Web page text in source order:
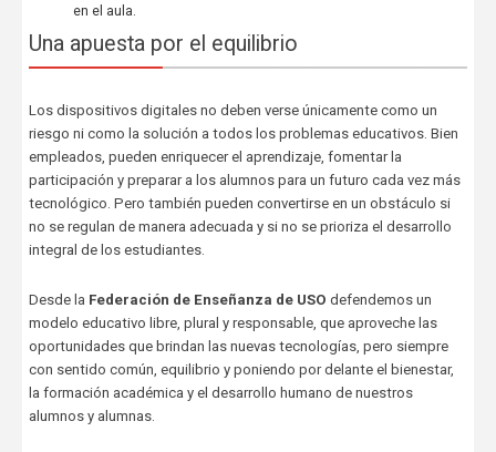
en el aula.
Una apuesta por el equilibrio
Los dispositivos digitales no deben verse únicamente como un
riesgo ni como la solución a todos los problemas educativos. Bien
empleados, pueden enriquecer el aprendizaje, fomentar la
participación y preparar a los alumnos para un futuro cada vez más
tecnológico. Pero también pueden convertirse en un obstáculo si
no se regulan de manera adecuada y si no se prioriza el desarrollo
integral de los estudiantes.
Desde la Federación de Enseñanza de USO defendemos un
modelo educativo libre, plural y responsable, que aproveche las
oportunidades que brindan las nuevas tecnologías, pero siempre
con sentido común, equilibrio y poniendo por delante el bienestar,
la formación académica y el desarrollo humano de nuestros
alumnos y alumnas.